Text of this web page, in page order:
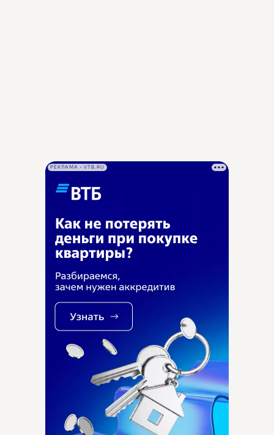
РЕКЛАМА • VTB.RU